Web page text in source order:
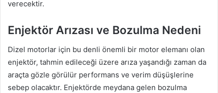
verecektir.
Enjektör Arızası ve Bozulma Nedeni
Dizel motorlar için bu denli önemli bir motor elemanı olan
enjektör, tahmin edileceği üzere arıza yaşandığı zaman da
araçta gözle görülür performans ve verim düşüşlerine
sebep olacaktır. Enjektörde meydana gelen bozulma